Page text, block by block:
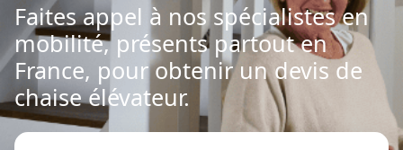
Faites appel à nos spécialistes en
mobilité, présents partout en
France, pour obtenir un devis de
chaise élévateur.